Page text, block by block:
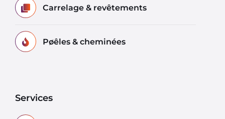
Carrelage & revêtements
Pøêles & cheminées
Services